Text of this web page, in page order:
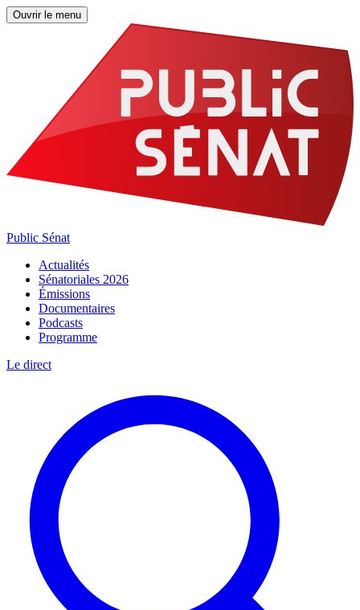
Ouvrir le menu
Public Sénat
Actualités
Sénatoriales 2026
Émissions
Documentaires
Podcasts
Programme
Le direct